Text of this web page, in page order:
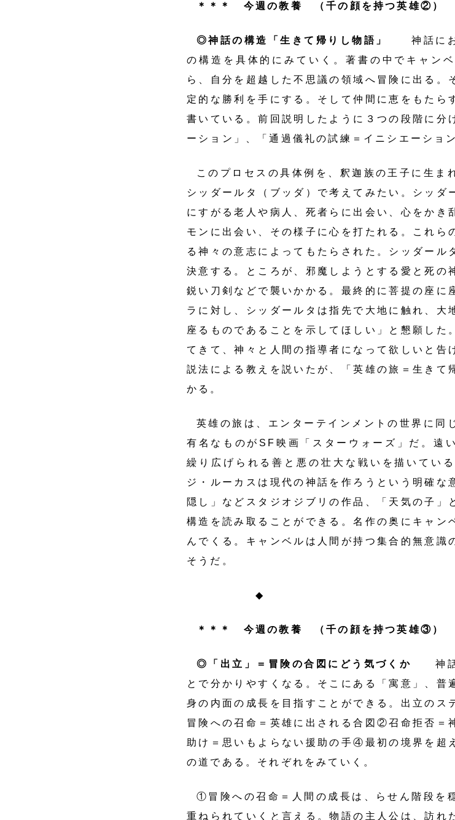
＊＊＊ 今週の教養 （千の顔を持つ英雄②）
◎神話の構造「生きて帰りし物語」
神話にお
の構造を具体的にみていく。著書の中でキャン
ら、自分を超越した不思議の領域へ冒険に出る。
定的な勝利を手にする。そして仲間に恵をもたら
書いている。前回説明したように３つの段階に分
ーション」、「通過儀礼の試練＝イニシエーショ
このプロセスの具体例を、釈迦族の王子に生ま
シッダールタ（ブッダ）で考えてみたい。シッダ
にすがる老人や病人、死者らに出会い、心をかき
モンに出会い、その様子に心を打たれる。これら
る神々の意志によってもたらされた。シッダール
決意する。ところが、邪魔しようとする愛と死の
鋭い刀剣などで襲いかかる。最終的に菩提の座に
ラに対し、シッダールタは指先で大地に触れ、大
座るものであることを示してほしい」と懇願した
てきて、神々と人間の指導者になって欲しいと告
説法による教えを説いたが、「英雄の旅＝生きて
かる。
英雄の旅は、エンターテインメントの世界に同
有名なものがSF映画「スターウォーズ」だ。遠
繰り広げられる善と悪の壮大な戦いを描いてい
ジ・ルーカスは現代の神話を作ろうという明確な
隠し」などスタジオジブリの作品、「天気の子」
構造を読み取ることができる。名作の奥にキャン
んでくる。キャンベルは人間が持つ集合的無意識
そうだ。
◆
＊＊＊ 今週の教養 （千の顔を持つ英雄③）
◎「出立」＝冒険の合図にどう気づくか
神話
とで分かりやすくなる。そこにある「寓意」、普
身の内面の成長を目指すことができる。出立の
冒険への召命＝英雄に出される合図②召命拒否＝
助け＝思いもよらない援助の手④最初の境界を超
の道である。それぞれをみていく。
①冒険への召命＝人間の成長は、らせん階段を
重ねられていくと言える。物語の主人公は、訪れ